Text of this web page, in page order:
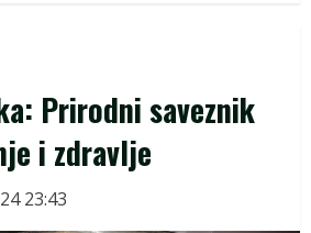
Prirodni saveznik
i zdravlje
23:43